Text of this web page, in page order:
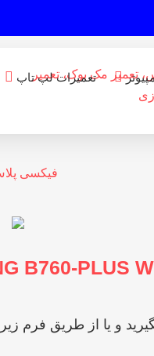
تعمیرات لپ تاپ
فیکسی
و یا از طریق فرم زیر